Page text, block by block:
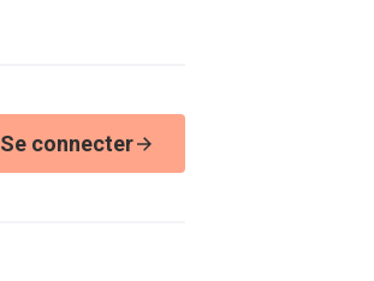
Se connecter